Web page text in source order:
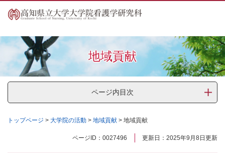
の
先
す
ー
を
し
地域貢献
ページ内目次
トップページ > 大学院の活動 > 地域貢献 > 地域貢献
ページID：0027496 更新日：2025年9月8日更新